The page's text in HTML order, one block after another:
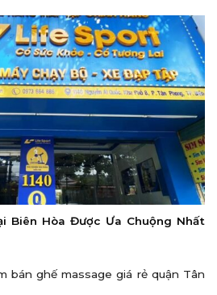
Biên Hòa Được Ưa Chuộng Nhất
bán ghế massage giá rẻ quận Tân